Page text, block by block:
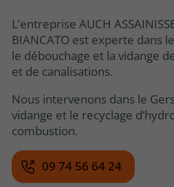
L’entreprise AUCH
BIANCATO est experte dans
le débouchage et la vidange
et de canalisations.
Nous intervenons dans le
vidange et le recyclage
combustion.
09 74 56 64 24